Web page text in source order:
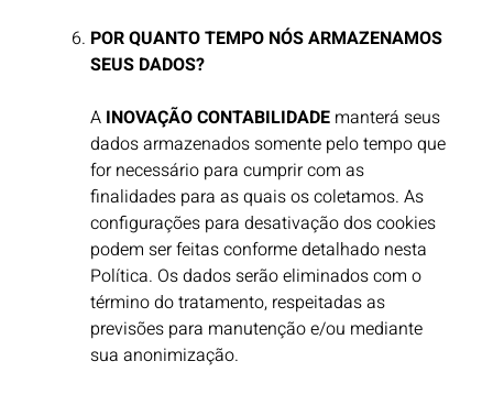
POR QUANTO TEMPO NÓS ARMAZENAMOS
SEUS DADOS?
A INOVAÇÃO CONTABILIDADE manterá seus
dados armazenados somente pelo tempo que
for necessário para cumprir com as
finalidades para as quais os coletamos. As
configurações para desativação dos cookies
podem ser feitas conforme detalhado nesta
Política. Os dados serão eliminados com o
término do tratamento, respeitadas as
previsões para manutenção e/ou mediante
sua anonimização.​